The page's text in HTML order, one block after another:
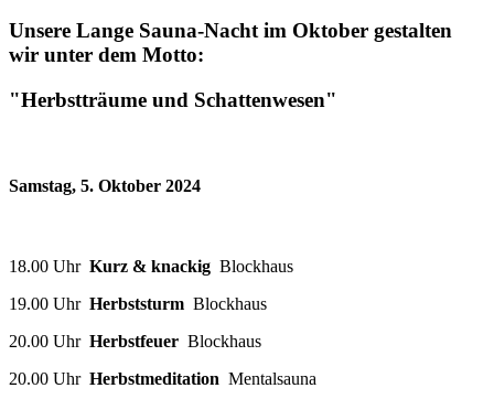
Unsere Lange Sauna-Nacht im Oktober gestalten
wir unter dem Motto:
"Herbstträume und Schattenwesen"
Samstag, 5. Oktober 2024
18.00 Uhr Kurz & knackig Blockhaus
19.00 Uhr Herbststurm Blockhaus
20.00 UhrHerbstfeuer Blockhaus
20.00 Uhr Herbstmeditation Mentalsauna